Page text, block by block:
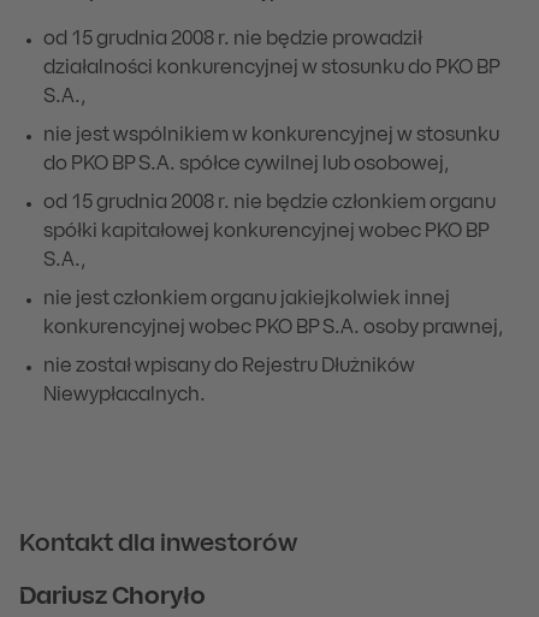
od 15 grudnia 2008 r. nie będzie prowadził
działalności konkurencyjnej w stosunku do PKO BP
S.A.,
nie jest wspólnikiem w konkurencyjnej w stosunku
do PKO BP S.A. spółce cywilnej lub osobowej,
od 15 grudnia 2008 r. nie będzie członkiem organu
spółki kapitałowej konkurencyjnej wobec PKO BP
S.A.,
nie jest członkiem organu jakiejkolwiek innej
konkurencyjnej wobec PKO BP S.A. osoby prawnej,
nie został wpisany do Rejestru Dłużników
Niewypłacalnych.
Kontakt dla inwestorów
Dariusz Choryło